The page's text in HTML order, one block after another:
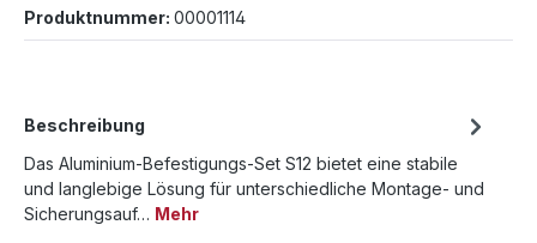
Produktnummer: 00001114
Beschreibung
Das Aluminium-Befestigungs-Set S12 bietet eine stabile
und langlebige Lösung für unterschiedliche Montage- und
Sicherungsauf… Mehr